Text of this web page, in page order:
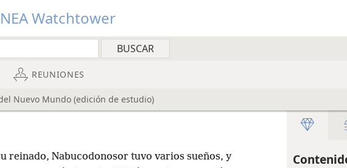
Watchtower
REUNIONES
Nuevo Mundo (edición de estudio)